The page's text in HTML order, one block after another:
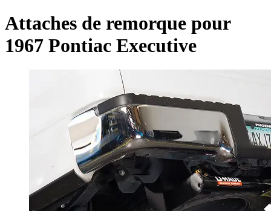
Attaches de remorque pour
1967 Pontiac Executive